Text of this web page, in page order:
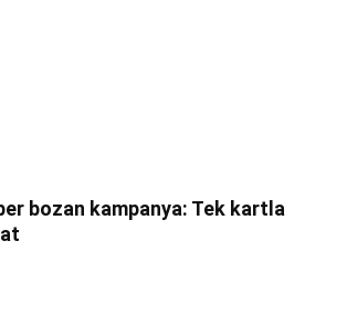
bozan kampanya: Tek kartla